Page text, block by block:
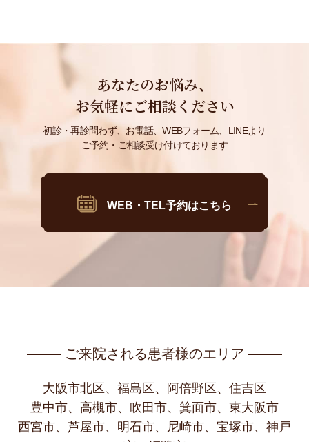
あなたのお悩み、
お気軽にご相談ください
初診・再診問わず、お電話、WEBフォーム、LINEより
ご予約・ご相談受け付けております
WEB・TEL予約はこちら
ご来院される患者様のエリア
大阪市北区、福島区、阿倍野区、住吉区
豊中市、高槻市、吹田市、箕面市、東大阪市
西宮市、芦屋市、明石市、尼崎市、宝塚市、神戸